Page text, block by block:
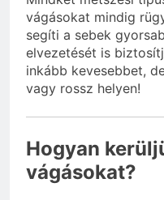
vágásokat mindig
segíti a sebek
elvezetését is
inkább kevesebbet,
vagy rossz helyen!
Hogyan
vágásokat?